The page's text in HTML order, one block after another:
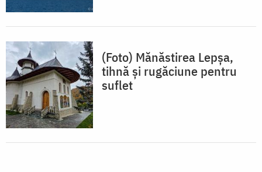
(Foto) Mănăstirea Lepșa,
tihnă și rugăciune pentru
suflet